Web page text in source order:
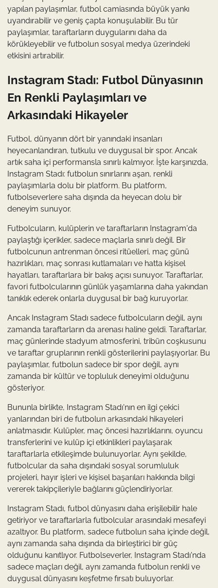
yapılan paylaşımlar, futbol camiasında büyük yankı
uyandırabilir ve geniş çapta konuşulabilir. Bu tür
paylaşımlar, taraftarların duygularını daha da
körükleyebilir ve futbolun sosyal medya üzerindeki
etkisini artırabilir.
Instagram Stadı: Futbol Dünyasının
En Renkli Paylaşımları ve
Arkasındaki Hikayeler
Futbol, dünyanın dört bir yanındaki insanları
heyecanlandıran, tutkulu ve duygusal bir spor. Ancak
artık saha içi performansla sınırlı kalmıyor. İşte karşınızda,
Instagram Stadı: futbolun sınırlarını aşan, renkli
paylaşımlarla dolu bir platform. Bu platform,
futbolseverlere saha dışında da heyecan dolu bir
deneyim sunuyor.
Futbolcuların, kulüplerin ve taraftarların Instagram'da
paylaştığı içerikler, sadece maçlarla sınırlı değil. Bir
futbolcunun antrenman öncesi ritüelleri, maç günü
hazırlıkları, maç sonrası kutlamaları ve hatta kişisel
hayatları, taraftarlara bir bakış açısı sunuyor. Taraftarlar,
favori futbolcularının günlük yaşamlarına daha yakından
tanıklık ederek onlarla duygusal bir bağ kuruyorlar.
Ancak Instagram Stadı sadece futbolcuların değil, aynı
zamanda taraftarların da arenası haline geldi. Taraftarlar,
maç günlerinde stadyum atmosferini, tribün coşkusunu
ve taraftar gruplarının renkli gösterilerini paylaşıyorlar. Bu
paylaşımlar, futbolun sadece bir spor değil, aynı
zamanda bir kültür ve topluluk deneyimi olduğunu
gösteriyor.
Bununla birlikte, Instagram Stadı'nın en ilgi çekici
yanlarından biri de futbolun arkasındaki hikayeleri
anlatmasıdır. Kulüpler, maç öncesi hazırlıklarını, oyuncu
transferlerini ve kulüp içi etkinlikleri paylaşarak
taraftarlarla etkileşimde bulunuyorlar. Aynı şekilde,
futbolcular da saha dışındaki sosyal sorumluluk
projeleri, hayır işleri ve kişisel başarıları hakkında bilgi
vererek takipçileriyle bağlarını güçlendiriyorlar.
Instagram Stadı, futbol dünyasını daha erişilebilir hale
getiriyor ve taraftarlarla futbolcular arasındaki mesafeyi
azaltıyor. Bu platform, sadece futbolun saha içinde değil,
aynı zamanda saha dışında da birleştirici bir güç
olduğunu kanıtlıyor. Futbolseverler, Instagram Stadı'nda
sadece maçları değil, aynı zamanda futbolun renkli ve
duygusal dünyasını keşfetme fırsatı buluyorlar.